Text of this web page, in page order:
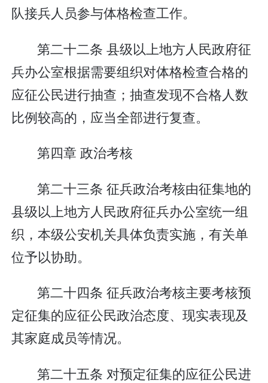
队接兵人员参与体格检查工作。
第二十二条 县级以上地方人民政府征
兵办公室根据需要组织对体格检查合格的
应征公民进行抽查；抽查发现不合格人数
比例较高的，应当全部进行复查。
第四章 政治考核
第二十三条 征兵政治考核由征集地的
县级以上地方人民政府征兵办公室统一组
织，本级公安机关具体负责实施，有关单
位予以协助。
第二十四条 征兵政治考核主要考核预
定征集的应征公民政治态度、现实表现及
其家庭成员等情况。
第二十五条 对预定征集的应征公民进